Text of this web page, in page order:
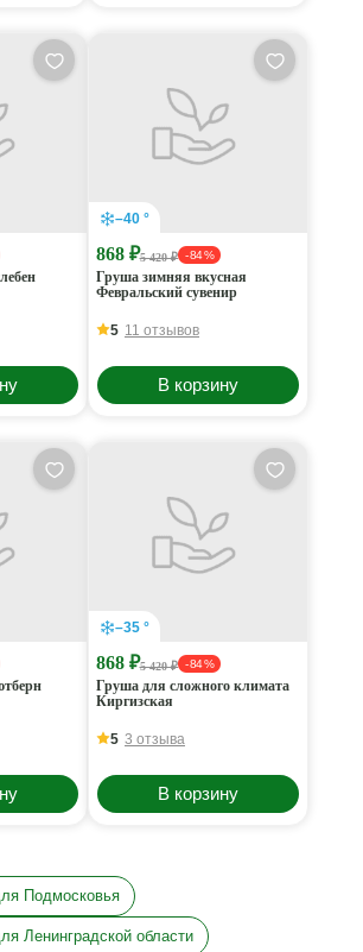
–40 °
868 ₽5 420 ₽ - 84 %
Груша зимняя вкусная
Февральский сувенир
5 11 отзывов
В корзину
–35 °
868 ₽5 420 ₽ - 84 %
Груша для сложного климата
Киргизская
5 3 отзыва
В корзину
Подмосковья
Ленинградской области